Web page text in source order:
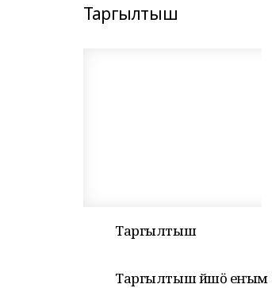
Таргылтыш
Таргылтыш
Таргылтыш йӱшӧ